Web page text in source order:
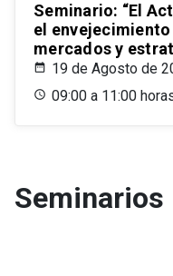
Seminario: “El
el
mercados y
19 de Agosto de
09:00 a 11:00
Seminarios